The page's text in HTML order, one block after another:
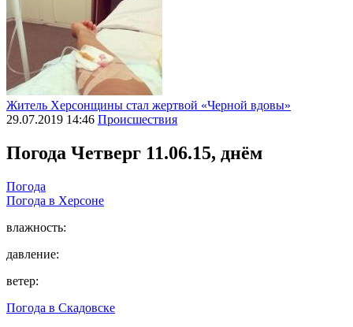
Житель Херсонщины стал жертвой «Черной вдовы»
29.07.2019 14:46 Происшествия
Погода Четверг 11.06.15, днём
Погода
Погода в Херсоне
влажность:
давление:
ветер:
Погода в Скадовске